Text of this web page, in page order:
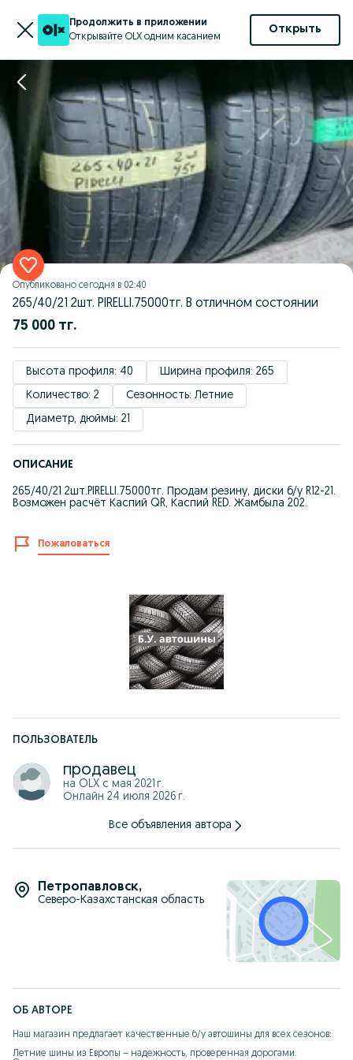
Продолжить в приложении
Открывайте OLX одним касанием
Открыть
Опубликовано сегодня в 02:40
265/40/21 2шт. PIRELLI.75000тг. В отличном состоянии
75 000 тг.
Высота профиля: 40
Ширина профиля: 265
Количество: 2
Сезонность: Летние
Диаметр, дюймы: 21
ОПИСАНИЕ
265/40/21 2шт.PIRELLI.75000тг. Продам резину, диски б/у R12-21.
Возможен расчёт Каспий QR, Каспий RED. Жамбыла 202.
Пожаловаться
ПОЛЬЗОВАТЕЛЬ
продавец
на OLX с мая 2021 г.
Онлайн 24 июля 2026 г.
Все объявления автора
Петропавловск,
Северо-Казахстанская область
ОБ АВТОРЕ
Наш магазин предлагает качественные б/у автошины для всех сезонов:
Летние шины из Европы – надежность, проверенная дорогами.